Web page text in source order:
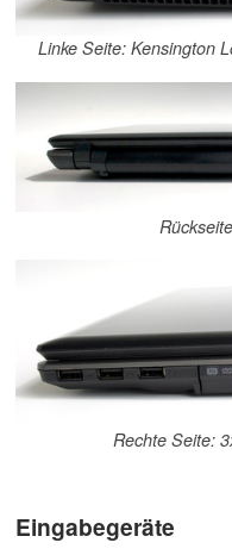
Linke Seite: Kensington
Rechte Seite:
Eingabegeräte